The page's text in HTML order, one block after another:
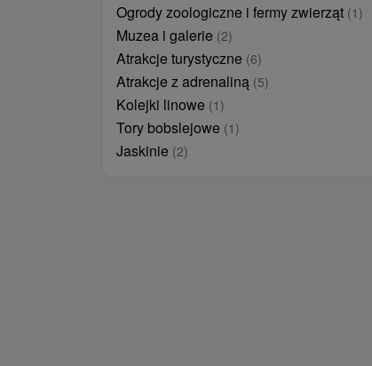
Ogrody zoologiczne i fermy zwierząt (1)
Muzea i galerie (2)
Atrakcje turystyczne (6)
Atrakcje z adrenaliną (5)
Kolejki linowe (1)
Tory bobslejowe (1)
Jaskinie (2)